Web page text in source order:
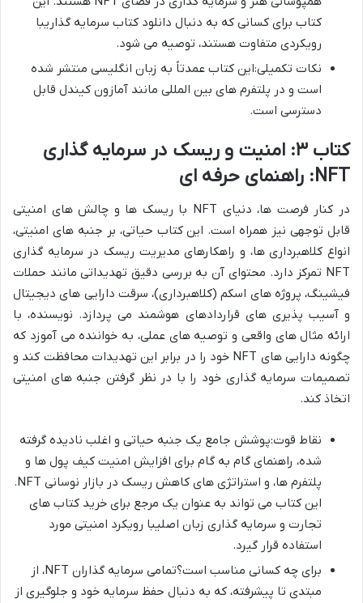
کتاب برای کسانی که به دنبال دانلود کتاب سرمایه گذاریبا
رویکردی متفاوت هستند، توصیه می شود.
نکات تکمیلی:این کتاب عمدتاً به زبان انگلیسی منتشر شده
است و در پلتفرم های بین المللی مانند آمازون کیندل قابل
دسترسی است.
کتاب ۳: امنیت و ریسک در سرمایه گذاری
NFT: راهنمای حرفه ای
در کنار فرصت ها، دنیای NFT با ریسک ها و چالش های امنیتی
قابل توجهی نیز همراه است. این کتاب حیاتی، بر جنبه های امنیتی،
انواع کلاهبرداری ها، و راهکارهای مدیریت ریسک در سرمایه گذاری
NFT تمرکز دارد. محتوای آن به بررسی دقیق تهدیداتی مانند حملات
فیشینگ، پروژه های اسکم (کلاهبرداری)، سرقت دارایی های دیجیتال
و آسیب پذیری های قراردادهای هوشمند می پردازد. نویسنده، با
ارائه مثال های واقعی و توصیه های عملی، به خواننده می آموزد که
چگونه دارایی های NFT خود را در برابر این تهدیدات محافظت کند و
تصمیمات سرمایه گذاری خود را با در نظر گرفتن جنبه های امنیتی
اتخاذ کند.
نقاط قوت:پوشش جامع یک جنبه حیاتی و اغلب نادیده گرفته
شده، راهنمای گام به گام برای افزایش امنیت کیف پول ها و
پلتفرم ها، و استراتژی های کاهش ریسک در بازار نوسانی NFT.
این کتاب می تواند به عنوان یک مرجع برای خرید کتاب های
تجارت و سرمایه گذاری زبان اصلیبا رویکرد امنیتی مورد
استفاده قرار گیرد.
برای چه کسانی مناسب است؟تمامی سرمایه گذاران NFT، از
مبتدی تا پیشرفته، که به دنبال حفظ سرمایه خود و جلوگیری از